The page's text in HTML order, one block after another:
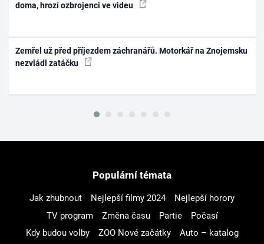
doma, hrozí ozbrojenci ve videu
Zemřel už před příjezdem záchranářů. Motorkář na Znojemsku
nezvládl zatáčku
Populární témata
Jak zhubnout Nejlepší filmy 2024
Nejlepší horory
TV program
Změna času Partie
Počasí
Kdy budou volby
ZOO Nové začátky
Auto – katalog